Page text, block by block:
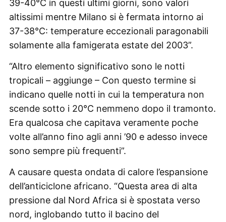
39-40°C in questi ultimi giorni, sono valori
altissimi mentre Milano si è fermata intorno ai
37-38°C: temperature eccezionali paragonabili
solamente alla famigerata estate del 2003”.
“Altro elemento significativo sono le notti
tropicali – aggiunge – Con questo termine si
indicano quelle notti in cui la temperatura non
scende sotto i 20°C nemmeno dopo il tramonto.
Era qualcosa che capitava veramente poche
volte all’anno fino agli anni ’90 e adesso invece
sono sempre più frequenti”.
A causare questa ondata di calore l’espansione
dell’anticiclone africano. “Questa area di alta
pressione dal Nord Africa si è spostata verso
nord, inglobando tutto il bacino del